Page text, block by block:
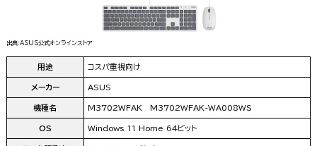
出典:ASUS公式オンラインストア
用途 コスパ重視向け
メーカー ASUS
機種名 M3702WFAK M3702WFAK-WA008WS
OS Windows 11 Home 64ビット